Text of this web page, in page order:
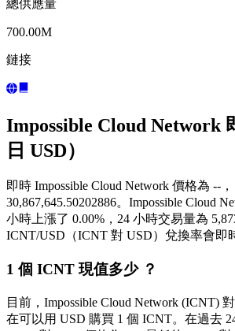
總供應量
700.00M
鏈接
Impossible Cloud Network
日 USD）
即時 Impossible Cloud Network 價格為 --
30,867,645.50202886。Impossible Cloud
小時上漲了 0.00%，24 小時交易量為
ICNT/USD（ICNT 對 USD）兌換率會即
1 個 ICNT 現值多少 ？
目前，Impossible Cloud Network (ICNT)
在可以用 USD 購買 1 個 ICNT。在過去